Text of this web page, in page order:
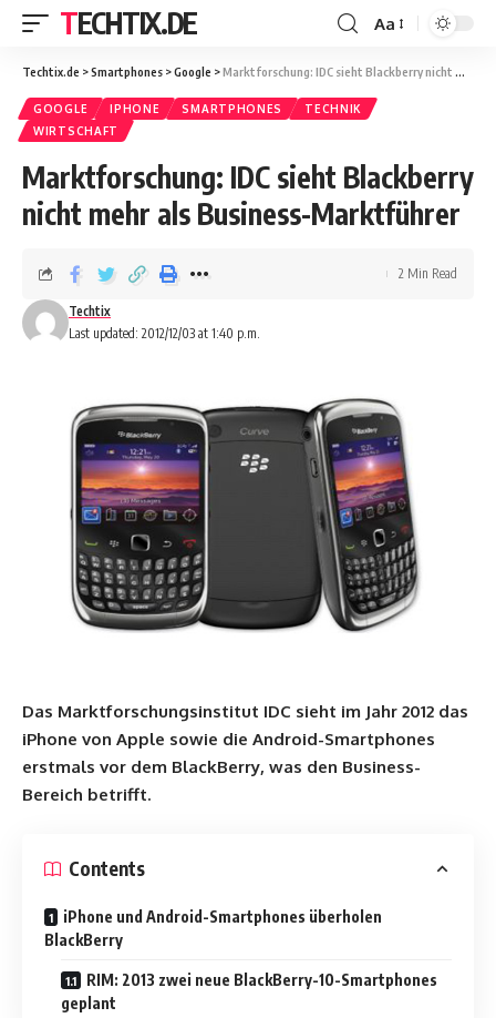
TECHTIX.DE Aa
Techtix.de >Smartphones >Google >Marktforschung: IDC sieht Blackberry nicht mehr als Business-Marktführer
GOOGLE IPHONE SMARTPHONES
TECHNIK
WIRTSCHAFT
Marktforschung: IDC sieht Blackberry
nicht mehr als Business-Marktführer
Last updated: 2012/12/03 at 1:40 p.m.
Techtix
2 Min Read
Das Marktforschungsinstitut IDC sieht im Jahr 2012 das
iPhone von Apple sowie die Android-Smartphones
erstmals vor dem BlackBerry, was den Business-
Bereich betrifft.
Contents
iPhone und Android-Smartphones überholen
BlackBerry
RIM: 2013 zwei neue BlackBerry-10-Smartphones
geplant